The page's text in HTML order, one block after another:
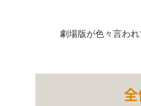
劇場版が色々言わ